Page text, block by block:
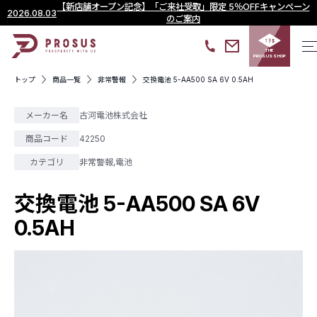
2026.08.03
【新店舗オープン記念】「ご来社受取」限定 5％OFFキャンペーン
のご案内
THE
PROSUS SHOP
トップ 商品一覧 非常警報 交換電池 5-AA500 SA 6V 0.5AH
メーカー名 古河電池株式会社
商品コード 42250
カテゴリ 非常警報,電池
交換電池 5-AA500 SA 6V
0.5AH